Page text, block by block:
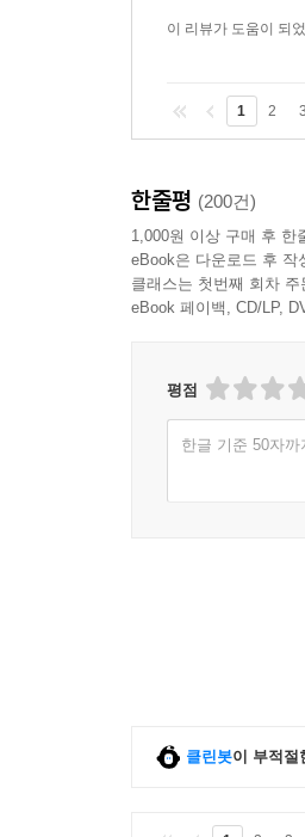
이 리뷰가 도움이 되
1 2 3
한줄평 (200건)
1,000원 이상 구매 후 한
eBook은 다운로드 후 작
클래스는 첫번째 회차
eBook 페이백, CD/LP,
평점
한글 기준 50자까
클린봇이 부적절